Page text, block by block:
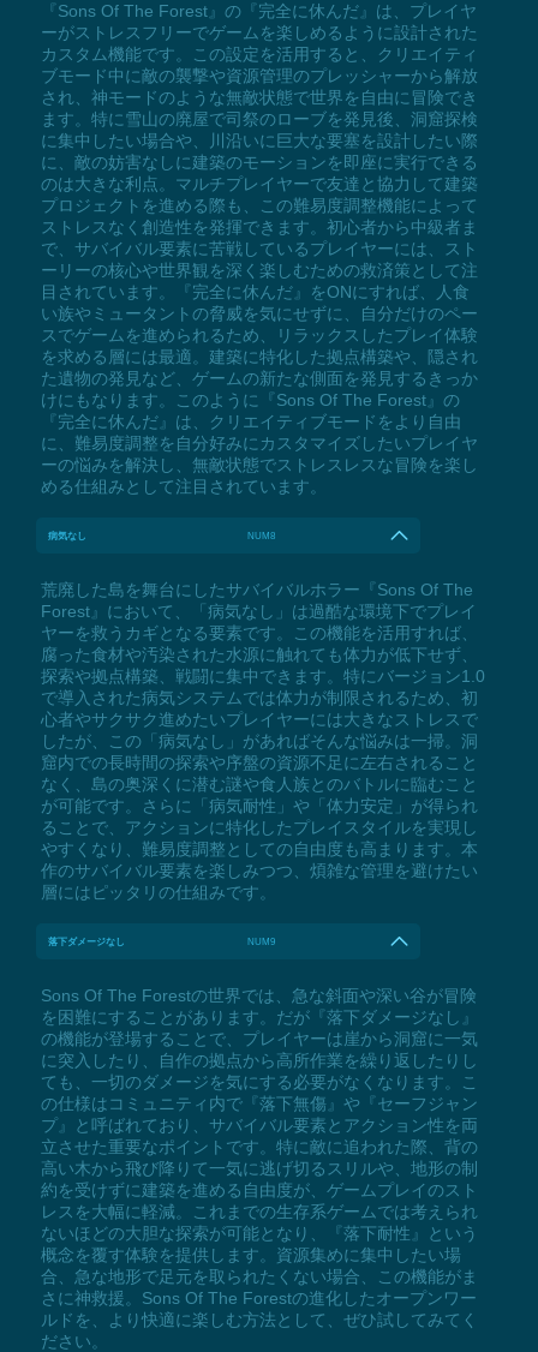
『Sons Of The Forest』の『完全に休んだ』は、プレイヤ
ーがストレスフリーでゲームを楽しめるように設計された
カスタム機能です。この設定を活用すると、クリエイティ
ブモード中に敵の襲撃や資源管理のプレッシャーから解放
され、神モードのような無敵状態で世界を自由に冒険でき
ます。特に雪山の廃屋で司祭のローブを発見後、洞窟探検
に集中したい場合や、川沿いに巨大な要塞を設計したい際
に、敵の妨害なしに建築のモーションを即座に実行できる
のは大きな利点。マルチプレイヤーで友達と協力して建築
プロジェクトを進める際も、この難易度調整機能によって
ストレスなく創造性を発揮できます。初心者から中級者ま
で、サバイバル要素に苦戦しているプレイヤーには、スト
ーリーの核心や世界観を深く楽しむための救済策として注
目されています。『完全に休んだ』をONにすれば、人食
い族やミュータントの脅威を気にせずに、自分だけのペー
スでゲームを進められるため、リラックスしたプレイ体験
を求める層には最適。建築に特化した拠点構築や、隠され
た遺物の発見など、ゲームの新たな側面を発見するきっか
けにもなります。このように『Sons Of The Forest』の
『完全に休んだ』は、クリエイティブモードをより自由
に、難易度調整を自分好みにカスタマイズしたいプレイヤ
ーの悩みを解決し、無敵状態でストレスレスな冒険を楽し
める仕組みとして注目されています。
病気なし NUM8
荒廃した島を舞台にしたサバイバルホラー『Sons Of The
Forest』において、「病気なし」は過酷な環境下でプレイ
ヤーを救うカギとなる要素です。この機能を活用すれば、
腐った食材や汚染された水源に触れても体力が低下せず、
探索や拠点構築、戦闘に集中できます。特にバージョン1.0
で導入された病気システムでは体力が制限されるため、初
心者やサクサク進めたいプレイヤーには大きなストレスで
したが、この「病気なし」があればそんな悩みは一掃。洞
窟内での長時間の探索や序盤の資源不足に左右されること
なく、島の奥深くに潜む謎や食人族とのバトルに臨むこと
が可能です。さらに「病気耐性」や「体力安定」が得られ
ることで、アクションに特化したプレイスタイルを実現し
やすくなり、難易度調整としての自由度も高まります。本
作のサバイバル要素を楽しみつつ、煩雑な管理を避けたい
層にはピッタリの仕組みです。
落下ダメージなし NUM9
Sons Of The Forestの世界では、急な斜面や深い谷が冒険
を困難にすることがあります。だが『落下ダメージなし』
の機能が登場することで、プレイヤーは崖から洞窟に一気
に突入したり、自作の拠点から高所作業を繰り返したりし
ても、一切のダメージを気にする必要がなくなります。こ
の仕様はコミュニティ内で『落下無傷』や『セーフジャン
プ』と呼ばれており、サバイバル要素とアクション性を両
立させた重要なポイントです。特に敵に追われた際、背の
高い木から飛び降りて一気に逃げ切るスリルや、地形の制
約を受けずに建築を進める自由度が、ゲームプレイのスト
レスを大幅に軽減。これまでの生存系ゲームでは考えられ
ないほどの大胆な探索が可能となり、『落下耐性』という
概念を覆す体験を提供します。資源集めに集中したい場
合、急な地形で足元を取られたくない場合、この機能がま
さに神救援。Sons Of The Forestの進化したオープンワー
ルドを、より快適に楽しむ方法として、ぜひ試してみてく
ださい。